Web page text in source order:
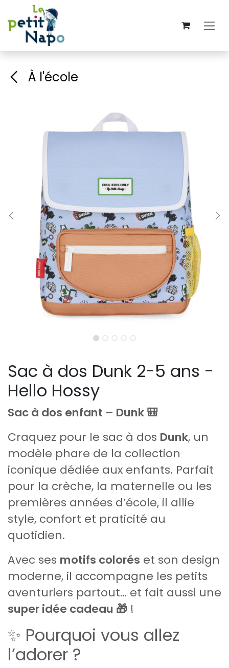
Se rendre au contenu
À l'école
Sac à dos Dunk 2-5 ans -
Hello Hossy
Sac à dos enfant – Dunk 🎒
Craquez pour le sac à dos Dunk, un
modèle phare de la collection
iconique dédiée aux enfants. Parfait
pour la crèche, la maternelle ou les
premières années d’école, il allie
style, confort et praticité au
quotidien.
Avec ses motifs colorés et son design
moderne, il accompagne les petits
aventuriers partout… et fait aussi une
super idée cadeau 🎁 !
✨ Pourquoi vous allez
l’adorer ?